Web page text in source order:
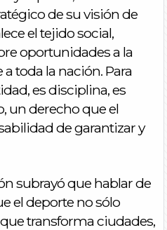
de su visión de
el tejido social,
oportunidades a la
toda la nación. Para
es disciplina, es
un derecho que el
de garantizar y
subrayó que hablar de
el deporte no sólo
transforma ciudades,